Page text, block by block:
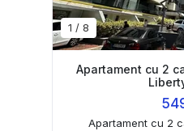
1 / 8
Apartament cu 2
Apartament cu 2